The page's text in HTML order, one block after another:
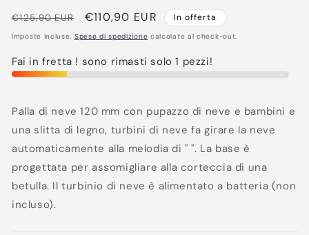
Prezzo
di
€125,90 EUR
Prezzo
scontato
€110,90 EUR In offerta
Imposte incluse. Spese di spedizione calcolate al check-out.
Fai in fretta ! sono rimasti solo 1 pezzi!
Palla di neve 120 mm con pupazzo di neve e bambini e
una slitta di legno, turbini di neve fa girare la neve
automaticamente alla melodia di " ". La base è
progettata per assomigliare alla corteccia di una
betulla. Il turbinio di neve è alimentato a batteria (non
incluso).